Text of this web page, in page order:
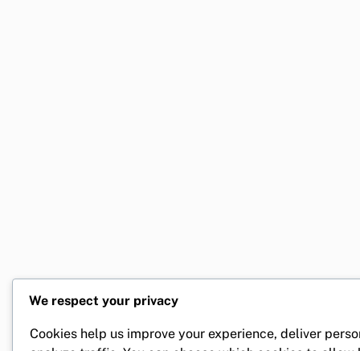
We respect your privacy
Cookies help us improve your experience, deliver